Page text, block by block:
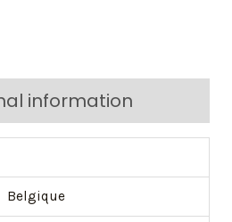
information
Belgique